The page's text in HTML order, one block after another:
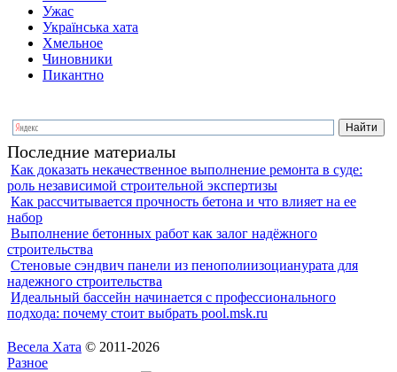
Ужас
Українська хата
Хмельное
Чиновники
Пикантно
Последние материалы
Как доказать некачественное выполнение ремонта в суде:
роль независимой строительной экспертизы
Как рассчитывается прочность бетона и что влияет на ее
набор
Выполнение бетонных работ как залог надёжного
строительства
Стеновые сэндвич панели из пенополиизоцианурата для
надежного строительства
Идеальный бассейн начинается с профессионального
подхода: почему стоит выбрать pool.msk.ru
Весела Хата © 2011-2026
Разное